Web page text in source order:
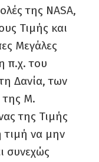
της NASA,
Τιμής και
Μεγάλες
π.χ. του
Δανία, των
της Μ.
της Τιμής
τιμή να μην
συνεχώς